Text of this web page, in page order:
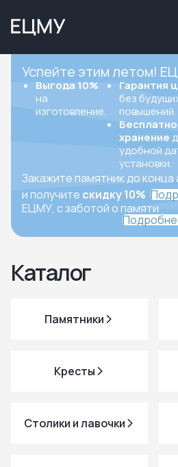
Успейте этим летом!
Выгода 10%
на
изготовление.
Гарантия
без
повышений.
хранение
удобной
установки.
Закажите памятник до конца
и получите скидку 10%
ЕЦМУ, с заботой о памяти
Каталог
Памятники
Кресты
Столики и лавочки